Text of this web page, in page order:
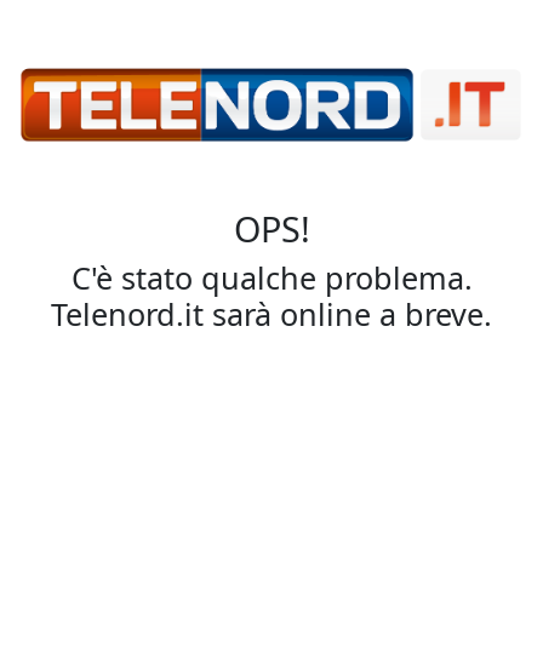
OPS!
C'è stato qualche problema.
Telenord.it sarà online a breve.